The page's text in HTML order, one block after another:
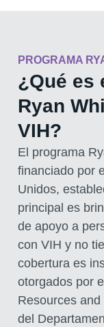
PROGRAMA
¿Qué es
Ryan
VIH?
El programa
financiado por
Unidos,
principal es
de apoyo a
con VIH y no
cobertura es
otorgados por
Resources and
del